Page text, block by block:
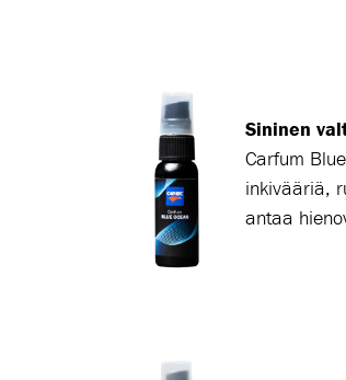
Sininen
Carfum
inkivääriä,
antaa